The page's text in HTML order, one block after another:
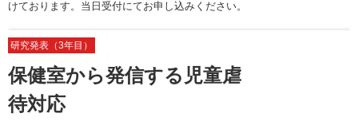
けております。当日受付にてお申し込みください。
研究発表（3年目）
保健室から発信する児童虐
待対応